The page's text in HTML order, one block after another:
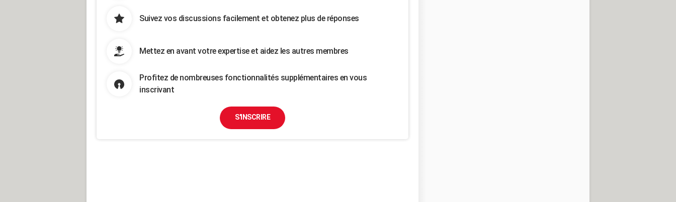
Suivez vos discussions facilement et obtenez plus de réponses
Mettez en avant votre expertise et aidez les autres membres
Profitez de nombreuses fonctionnalités supplémentaires en vous
inscrivant
S'INSCRIRE